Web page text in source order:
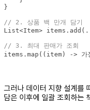
// 2. 상품 백 만개 담기
// 3. 최대 판매가 조회
items.map((item) -> 가
그러나 데이터 지향 설계를
담은 이후에 일괄 조회하는